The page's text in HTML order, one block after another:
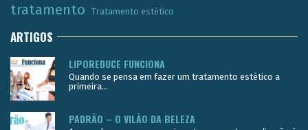
tratamento Tratamento estético
ARTIGOS
LIPOREDUCE FUNCIONA
Quando se pensa em fazer um tratamento estético a
primeira...
PADRÃO – O VILÃO DA BELEZA